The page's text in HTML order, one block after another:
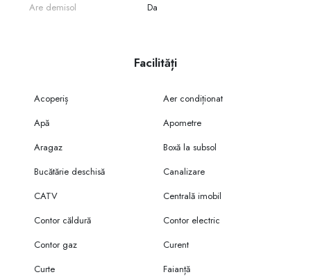
Are demisol Da
Facilități
Acoperiș
Aer condiționat
Apă
Apometre
Aragaz
Boxă la subsol
Bucătărie deschisă
Canalizare
CATV
Centrală imobil
Contor căldură
Contor electric
Contor gaz
Curent
Curte
Faianță